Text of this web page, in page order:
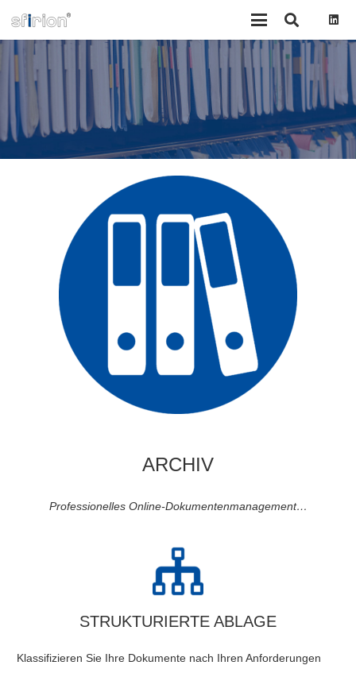
ARCHIV
Professionelles Online-Dokumentenmanagement…
STRUKTURIERTE ABLAGE
Klassifizieren Sie Ihre Dokumente nach Ihren Anforderungen